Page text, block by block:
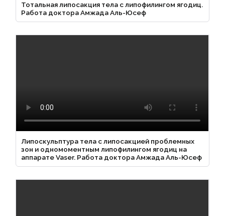
Тотальная липосакция тела с липофилингом ягодиц.
Работа доктора Амжада Аль-Юсеф
Липоскульптура тела с липосакцией проблемных
зон и одномоментным липофилингом ягодиц на
аппарате Vaser. Работа доктора Амжада Аль-Юсеф